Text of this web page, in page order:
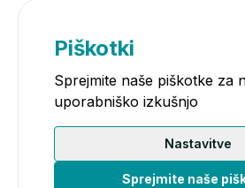
Piškotki
Sprejmite naše piškotke za
uporabniško izkušnjo
Nastavitve
Sprejmite naše